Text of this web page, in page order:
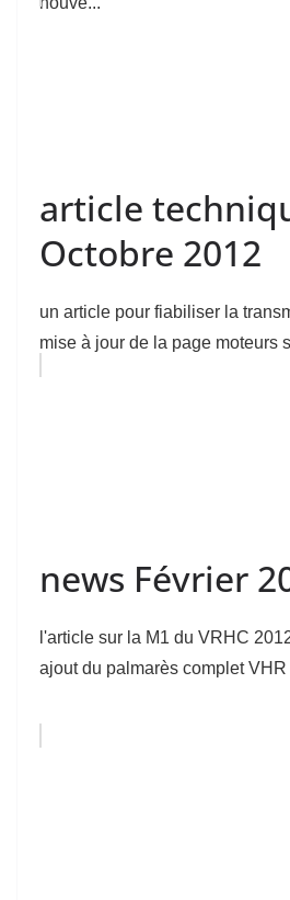
article
Octobre 2012
un article pour fiabiliser la
mise à jour de la page moteurs
news Février
l'article sur la M1 du VRHC
ajout du palmarès complet